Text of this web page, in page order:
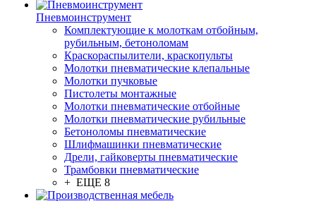
Пневмоинструмент
Комплектующие к молоткам отбойным,
рубильным, бетоноломам
Краскораспылители, краскопульты
Молотки пневматические клепальные
Молотки пучковые
Пистолеты монтажные
Молотки пневматические отбойные
Молотки пневматические рубильные
Бетоноломы пневматические
Шлифмашинки пневматические
Дрели, гайковерты пневматические
Трамбовки пневматические
+ ЕЩЕ 8